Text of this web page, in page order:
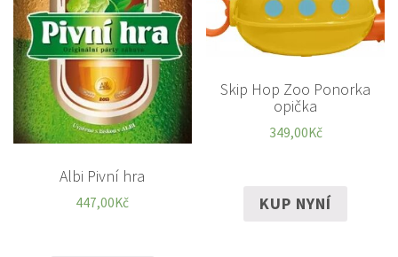
Albi Pivní hra
447,00Kč
Skip Hop Zoo Ponorka
opička
349,00Kč
KUP NYNÍ